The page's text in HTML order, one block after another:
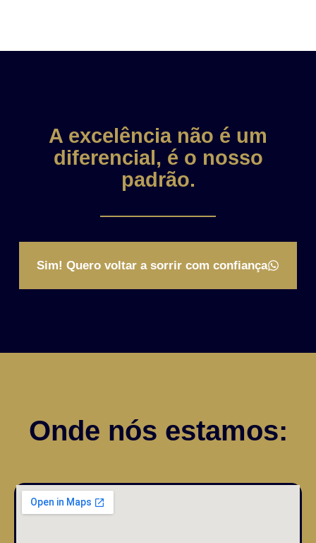
A excelência não é um
diferencial, é o nosso
padrão.
Sim! Quero voltar a sorrir com confiança
Onde nós estamos: